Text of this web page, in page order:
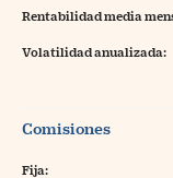
Rentabilidad media
Volatilidad anualizada:
Comisiones
Fija: